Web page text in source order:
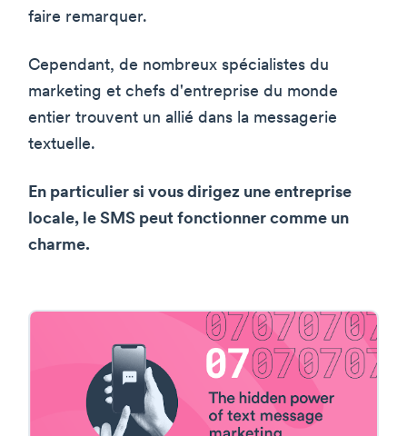
faire remarquer.
Cependant, de nombreux spécialistes du
marketing et chefs d'entreprise du monde
entier trouvent un allié dans la messagerie
textuelle.
En particulier si vous dirigez une entreprise
locale, le SMS peut fonctionner comme un
charme.